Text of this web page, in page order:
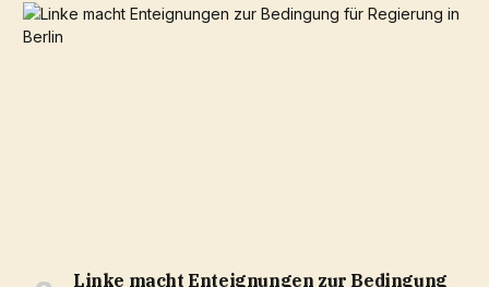
Linke macht Enteignungen zur Bedingung